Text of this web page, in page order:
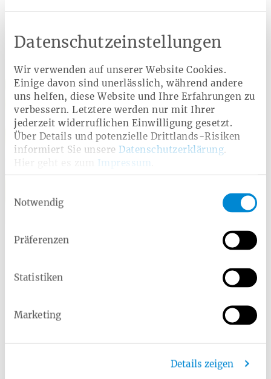
Datenschutzeinstellungen
Wir verwenden auf unserer Website Cookies.
Einige davon sind unerlässlich, während andere
uns helfen, diese Website und Ihre Erfahrungen zu
verbessern. Letztere werden nur mit Ihrer
jederzeit widerruflichen Einwilligung gesetzt.
Über Details und potenzielle Drittlands-Risiken
informiert Sie unsere Datenschutzerklärung.
Impressum
Notwendig
Präferenzen
Statistiken
Marketing
Details zeigen
Persönlich für Sie da
Service Telefon:
Kontaktformular
Männergesundheit